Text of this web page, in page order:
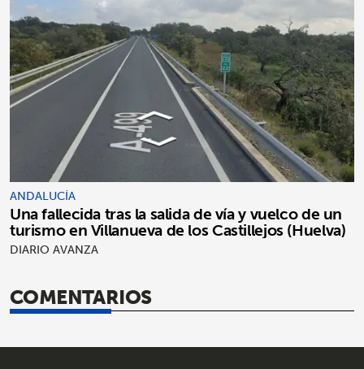
ANDALUCÍA
Una fallecida tras la salida de vía y vuelco de un
turismo en Villanueva de los Castillejos (Huelva)
DIARIO AVANZA
COMENTARIOS